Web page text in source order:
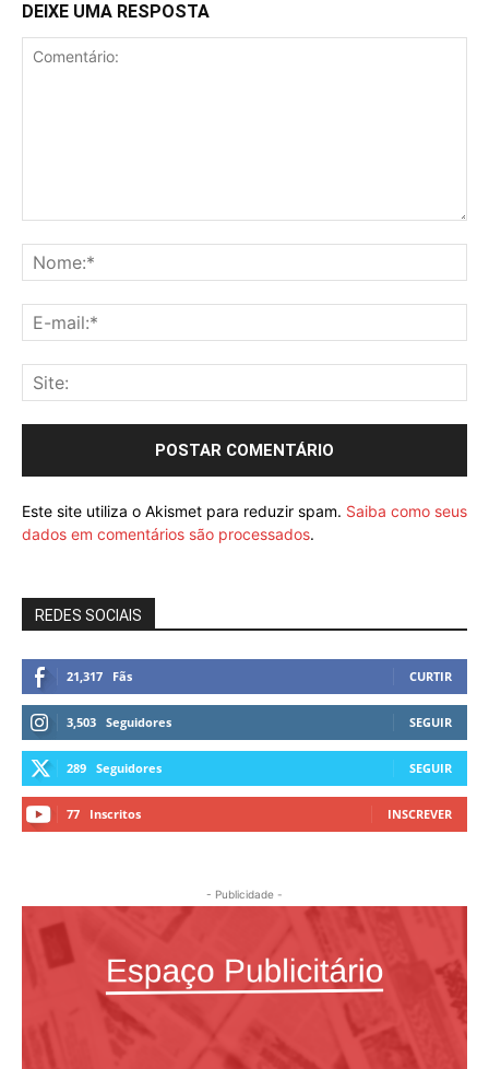
DEIXE UMA RESPOSTA
Este site utiliza o Akismet para reduzir spam. Saiba como seus
dados em comentários são processados.
REDES SOCIAIS
21,317 Fãs CURTIR
3,503 Seguidores SEGUIR
289 Seguidores SEGUIR
77 Inscritos INSCREVER
- Publicidade -